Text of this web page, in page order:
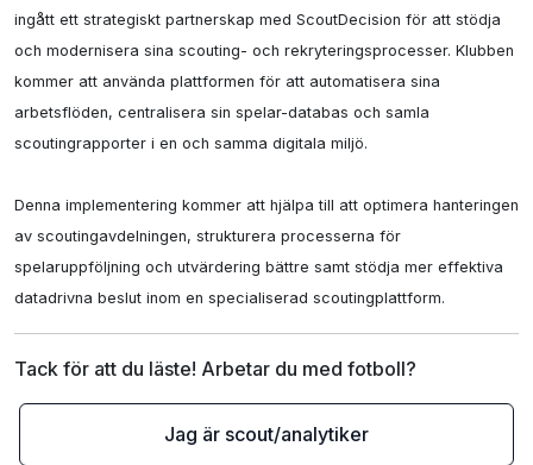
ingått ett strategiskt partnerskap med ScoutDecision för att stödja
och modernisera sina scouting- och rekryteringsprocesser. Klubben
kommer att använda plattformen för att automatisera sina
arbetsflöden, centralisera sin spelar-databas och samla
scoutingrapporter i en och samma digitala miljö.
Denna implementering kommer att hjälpa till att optimera hanteringen
av scoutingavdelningen, strukturera processerna för
spelaruppföljning och utvärdering bättre samt stödja mer effektiva
datadrivna beslut inom en specialiserad scoutingplattform.
Tack för att du läste! Arbetar du med fotboll?
Jag är scout/analytiker